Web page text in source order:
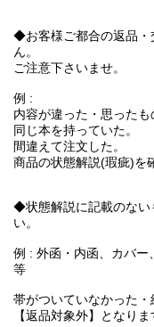
◆お客様ご都合の返品・
ん。
ご注意下さいませ。
例 :
内容が違った・思ったも
同じ本を持っていた。
間違えて注文した。
商品の状態解説(瑕疵)を
◆状態解説に記載のない
い。
例 : 外函・内函、カバー
等
帯がついていなかった・
【返品対象外】となり